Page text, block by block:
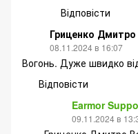
Відповісти
Гриценко
08.11.2024 в 16:07
Вогонь. Дуже швидко
Відповісти
Earmor
09.11.2024 в